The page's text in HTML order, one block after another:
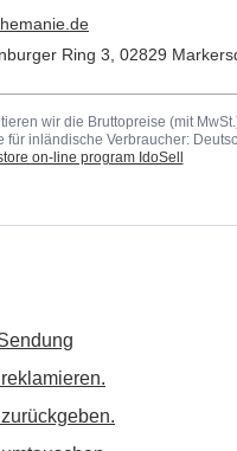
Ring 3 02829
wir die Bruttopreise (mit
für inländische Verbraucher: